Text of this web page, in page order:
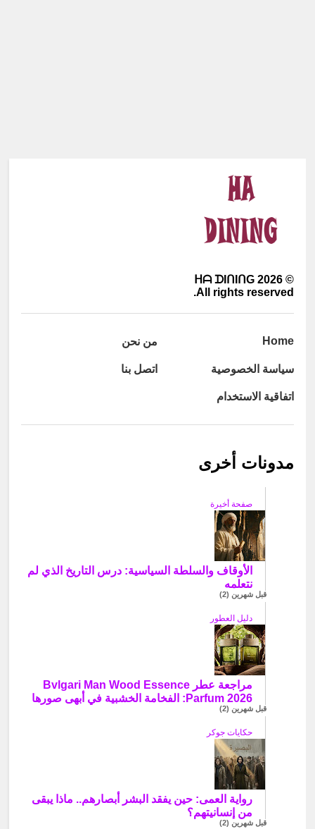
©
2026
ᕼᗩ ᗪIᑎIᑎG
All rights reserved.
Home من نحن
سياسة الخصوصية اتصل بنا
اتفاقية الاستخدام
مدونات أخرى
صفحة أخيرة
الأوقاف والسلطة السياسية: درس التاريخ الذي لم
نتعلمه
قبل شهرين (2)
دليل العطور
مراجعة عطر Bvlgari Man Wood Essence
Parfum 2026: الفخامة الخشبية في أبهى صورها
قبل شهرين (2)
حكايات جوكر
رواية العمى: حين يفقد البشر أبصارهم.. ماذا يبقى
من إنسانيتهم؟
قبل شهرين (2)